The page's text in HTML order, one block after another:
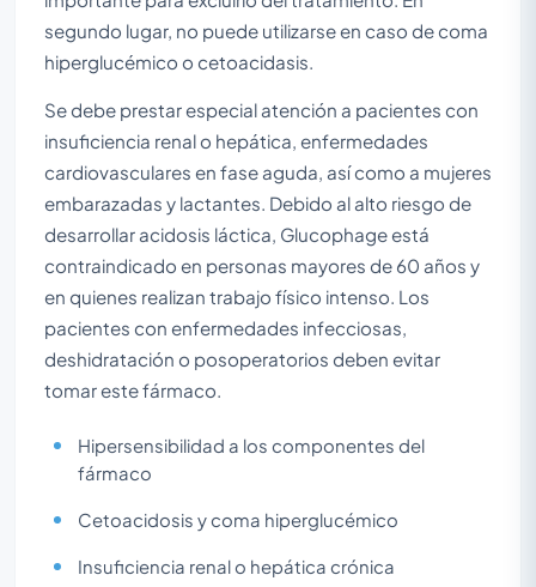
segundo lugar, no puede utilizarse en caso de coma
hiperglucémico o cetoacidasis.
Se debe prestar especial atención a pacientes con
insuficiencia renal o hepática, enfermedades
cardiovasculares en fase aguda, así como a mujeres
embarazadas y lactantes. Debido al alto riesgo de
desarrollar acidosis láctica, Glucophage está
contraindicado en personas mayores de 60 años y
en quienes realizan trabajo físico intenso. Los
pacientes con enfermedades infecciosas,
deshidratación o posoperatorios deben evitar
tomar este fármaco.
Hipersensibilidad a los componentes del
fármaco
Cetoacidosis y coma hiperglucémico
Insuficiencia renal o hepática crónica